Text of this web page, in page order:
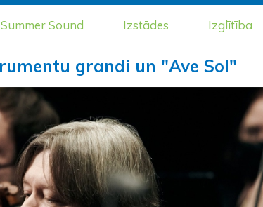
Summer Sound Izstādes Izglītība
grandi un "Ave Sol"